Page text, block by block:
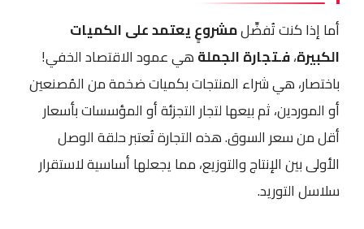
أما إذا كنت تُفضِّلمشروعٍ يعتمد على الكميات
الكبيرة،فـتجارة الجملةهي عمود الاقتصاد الخفي!
باختصار، هي شراء المنتجات بكميات ضخمة من المُصنعين
أو الموردين، ثم بيعها لتجار التجزئة أو المؤسسات بأسعار
أقل من سعر السوق. هذه التجارة تُعتبر حلقة الوصل
الأولى بين الإنتاج والتوزيع، مما يجعلها أساسية لاستقرار
سلاسل التوريد.